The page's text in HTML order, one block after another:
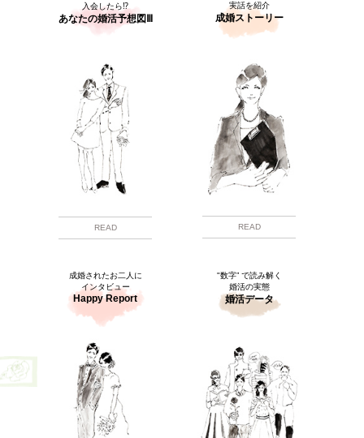
入会したら⁉
あなたの婚活予想図Ⅲ
READ
実話を紹介
成婚ストーリー
READ
成婚されたお二人に
インタビュー
Happy Report
"数字” で読み解く
婚活の実態
婚活データ